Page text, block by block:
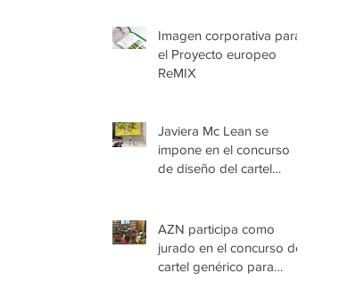
Imagen corporativa para
el Proyecto europeo
ReMIX
Javiera Mc Lean se
impone en el concurso
de diseño del cartel
AZN participa como
jurado en el concurso del
cartel genérico para